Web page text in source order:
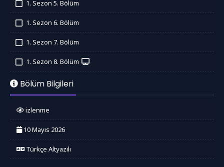
1. Sezon 5. Bölüm
1. Sezon 6. Bölüm
1. Sezon 7. Bölüm
1. Sezon 8. Bölüm
Bölüm Bilgileri
izlenme
10 Mayıs 2026
Türkçe Altyazılı